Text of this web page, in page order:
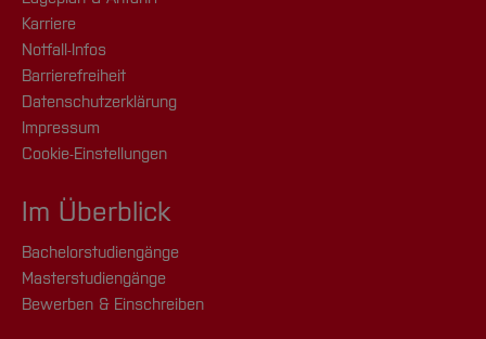
Karriere
Notfall-Infos
Barrierefreiheit
Datenschutzerklärung
Impressum
Cookie-Einstellungen
Im Überblick
Bachelorstudiengänge
Masterstudiengänge
Bewerben & Einschreiben